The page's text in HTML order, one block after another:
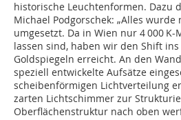
historische Leuchtenformen. Dazu
Michael Podgorschek: „Alles wurde
umgesetzt. Da in Wien nur 4 000 K-
lassen sind, haben wir den Shift
Goldspiegeln erreicht. An den
speziell entwickelte Aufsätze
scheibenförmigen Lichtverteilung
zarten Lichtschimmer zur
Oberflächenstruktur nach oben